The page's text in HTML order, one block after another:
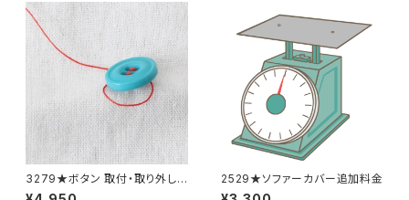
3279★ボタン 取付・取り外し
料金(15個分)
2529★ソファーカバー追加料金